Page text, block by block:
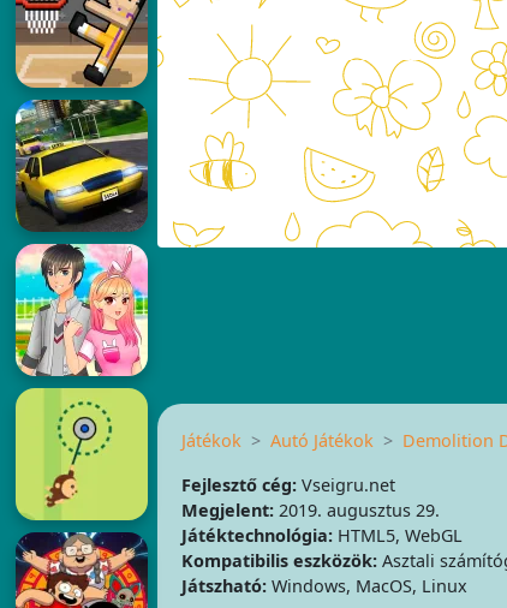
Játékok Autó Játékok
Demolition
Fejlesztő cég:Vseigru.net
Megjelent:2019. augusztus 29.
Játéktechnológia:HTML5, WebGL
Kompatibilis eszközök:Asztali
Játszható:Windows, MacOS, Linux